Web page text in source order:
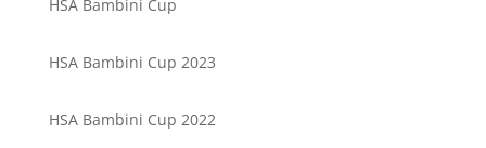
HSA Bambini Cup
HSA Bambini Cup 2023
HSA Bambini Cup 2022